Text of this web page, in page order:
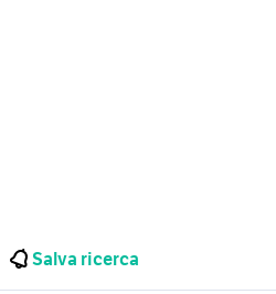
Salva ricerca